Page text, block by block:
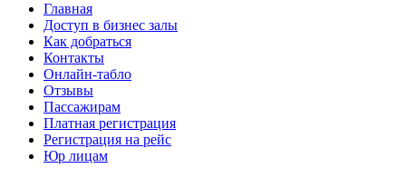
Главная
Доступ в бизнес залы
Как добраться
Контакты
Онлайн-табло
Отзывы
Пассажирам
Платная регистрация
Регистрация на рейс
Юр лицам